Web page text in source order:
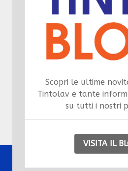
Scopri le ultime
Tintolav e tante
su tutti i nostri
VISITA IL